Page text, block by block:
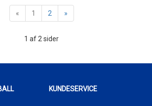
« 1 2 »
1 af 2 sider
KUNDESERVICE